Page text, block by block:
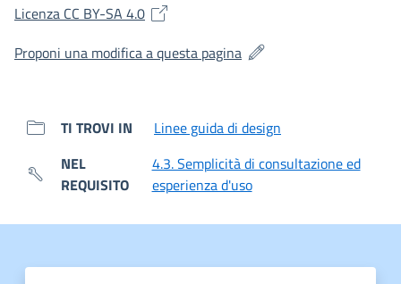
Licenza CC BY-SA 4.0(si apre in una nuova finestra)
Proponi una modifica a questa pagina(si apre in una nuova
TI TROVI IN
Linee guida di design
NEL
REQUISITO
4.3. Semplicità di consultazione ed
esperienza d'uso